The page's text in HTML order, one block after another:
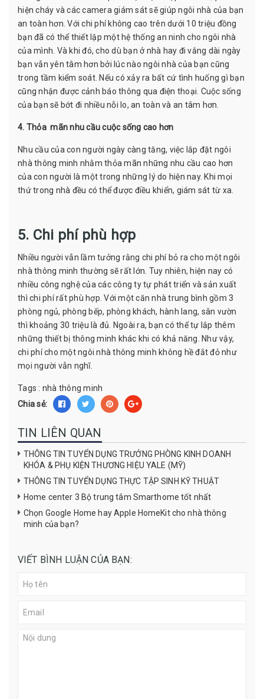
hiện cháy và các camera giám sát sẽ giúp ngôi nhà của bạn
an toàn hơn. Với chi phí không cao trên dưới 10 triệu đồng
bạn đã có thể thiết lập một hệ thống an ninh cho ngôi nhà
của mình. Và khi đó, cho dù bạn ở nhà hay đi vắng dài ngày
bạn vẫn yên tâm hơn bởi lúc nào ngôi nhà của bạn cũng
trong tầm kiểm soát. Nếu có xảy ra bất cứ tình huống gì bạn
cũng nhận được cảnh báo thông qua điện thoại. Cuộc sống
của bạn sẽ bớt đi nhiều nỗi lo, an toàn và an tâm hơn.
4. Thỏa mãn nhu cầu cuộc sống cao hơn
Nhu cầu của con người ngày càng tăng, việc lắp đặt ngôi
nhà thông minh nhằm thỏa mãn những nhu cầu cao hơn
của con người là một trong những lý do hiện nay. Khi mọi
thứ trong nhà đều có thể được điều khiển, giám sát từ xa.
5. Chi phí phù hợp
Nhiều người vẫn lầm tưởng rằng chi phí bỏ ra cho một ngôi
nhà thông minh thường sẽ rất lớn. Tuy nhiên, hiện nay có
nhiều công nghệ của các công ty tự phát triển và sản xuất
thì chi phí rất phù hợp. Với một căn nhà trung bình gồm 3
phòng ngủ, phòng bếp, phòng khách, hành lang, sân vườn
thì khoảng 30 triệu là đủ. Ngoài ra, bạn có thể tự lắp thêm
những thiết bị thông minh khác khi có khả năng. Như vậy,
chi phí cho một ngôi nhà thông minh không hề đắt đỏ như
mọi người vẫn nghĩ.
Tags : nhà thông minh
Chia sẻ:
TIN LIÊN QUAN
THÔNG TIN TUYỂN DỤNG TRƯỞNG PHÒNG KINH DOANH
KHÓA & PHỤ KIỆN THƯƠNG HIỆU YALE (MỸ)
THÔNG TIN TUYỂN DỤNG THỰC TẬP SINH KỸ THUẬT
Home center 3 Bộ trung tâm Smarthome tốt nhất
Chọn Google Home hay Apple HomeKit cho nhà thông
minh của bạn?
VIẾT BÌNH LUẬN CỦA BẠN: